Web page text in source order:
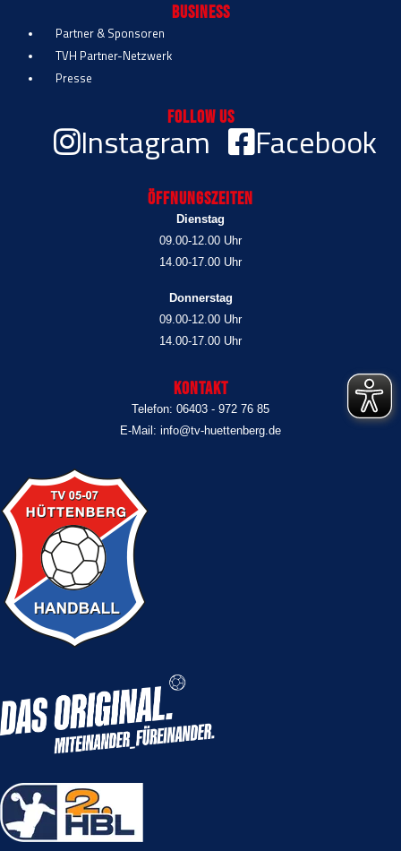
Business
Partner & Sponsoren
TVH Partner-Netzwerk
Presse
Follow Us
Instagram Facebook
Öffnungszeiten
Dienstag
09.00-12.00 Uhr
14.00-17.00 Uhr
Donnerstag
09.00-12.00 Uhr
14.00-17.00 Uhr
Kontakt
Telefon: 06403 - 972 76 85
E-Mail: info@tv-huettenberg.de